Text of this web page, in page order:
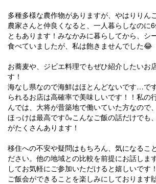
多種多様な農作物がありますが、やはり りん
農家さんと仲良くなると、一人暮らしなのに
ともあります！みなかみに暮らしてから、シ
食べていましたが、私は飽きませんでした😂
お蕎麦や、ジビエ料理でもぜひ紹介したいお
す！
海なし県なので海鮮はほとんどないです…で
られるお店は高確率で美味しいです！！私の
んでは、大将が昔築地で働いていた方なので
ほっけは最高です🍶こんなご飯の話だけでも
がたくさんあります！
移住への不安や疑問はもちろん、気になるこ
ださい。 他の地域との比較を前提にお話しま
してお気軽にご参加いただけると嬉しいです
ご飯会ができることを楽しみにしております